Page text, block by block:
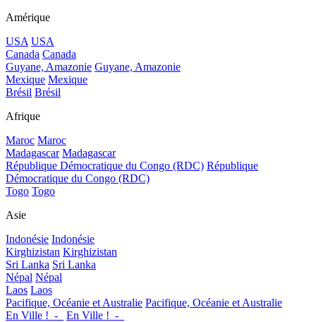
Amérique
USA USA
Canada Canada
Guyane, Amazonie Guyane, Amazonie
Mexique Mexique
Brésil Brésil
Afrique
Maroc Maroc
Madagascar Madagascar
République Démocratique du Congo (RDC) République
Démocratique du Congo (RDC)
Togo Togo
Asie
Indonésie Indonésie
Kirghizistan Kirghizistan
Sri Lanka Sri Lanka
Népal Népal
Laos Laos
Pacifique, Océanie et Australie Pacifique, Océanie et Australie
En Ville !_-_
En Ville !_-_